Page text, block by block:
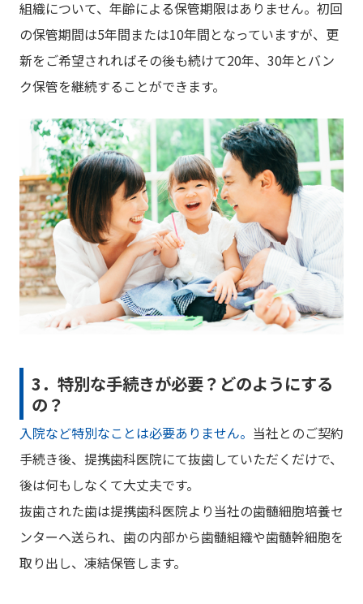
組織について、年齢による保管期限はありません。初回
の保管期間は5年間または10年間となっていますが、更
新をご希望されればその後も続けて20年、30年とバン
ク保管を継続することができます。
3．特別な手続きが必要？どのようにする
の？
入院など特別なことは必要ありません。 当社とのご契約
手続き後、提携歯科医院にて抜歯していただくだけで、
後は何もしなくて大丈夫です。
抜歯された歯は提携歯科医院より当社の歯髄細胞培養セ
ンターへ送られ、歯の内部から歯髄組織や歯髄幹細胞を
取り出し、凍結保管します。